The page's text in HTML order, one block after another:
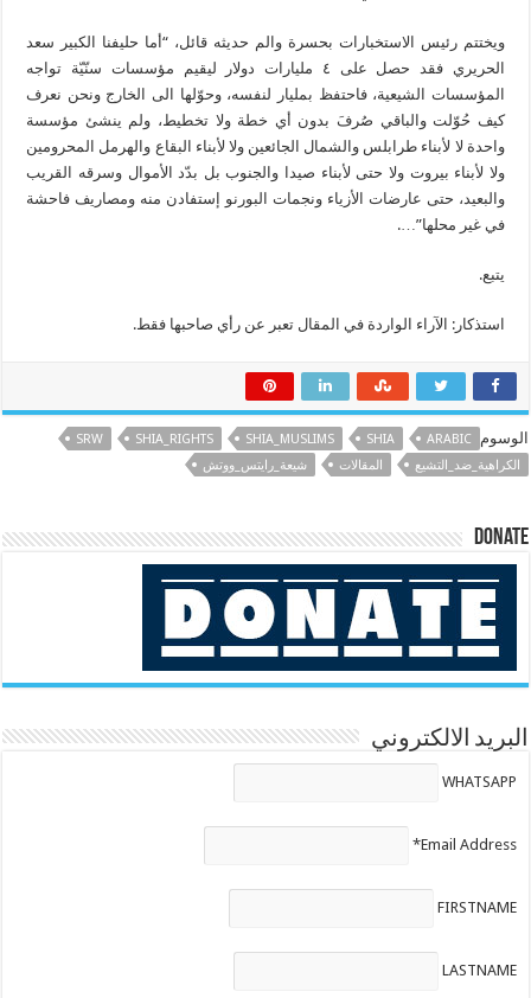
ويختتم رئيس الاستخبارات بحسرة والم حديثه قائل، “أما حليفنا الكبير سعد
الحريري فقد حصل على ٤ مليارات دولار ليقيم مؤسسات سنّيّة تواجه
المؤسسات الشيعية، فاحتفظ بمليار لنفسه، وحوّلها الى الخارج ونحن نعرف
كيف حُوّلت والباقي صُرفَ بدون أي خطة ولا تخطيط، ولم ينشئ مؤسسة
واحدة لا لأبناء طرابلس والشمال الجائعين ولا لأبناء البقاع والهرمل المحرومين
ولا لأبناء بيروت ولا حتى لأبناء صيدا والجنوب بل بدّد الأموال وسرقه القريب
والبعيد، حتى عارضات الأزياء ونجمات البورنو إستفادن منه ومصاريف فاحشة
في غير محلها”….
يتبع.
استذكار: الآراء الواردة في المقال تعبر عن رأي صاحبها فقط.
الوسوم ARABIC
SHIA
SHIA_MUSLIMS
SHIA_RIGHTS
SRW
الكراهية_ضد_التشيع
المقالات شيعة_رايتس_ووتش
Donate
البريد الالكتروني
WHATSAPP
Email Address*
FIRSTNAME
LASTNAME